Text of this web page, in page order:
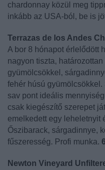
chardonnay közül meg
inkább az USA-ból, be is
Terrazas de los Andes
A bor 8 hónapot érlelődött
nagyon tiszta,
gyümölcsökkel,
fehér húsú
sav pont ideális
csak kiegészítő szerepet
emelkedett egy leheletnyit
Őszibarack, sárgadinnye,
fűszeresség. Profi munka.
Newton Vineyard